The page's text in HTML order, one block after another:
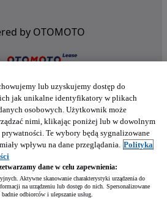
by OTOMOTO
w twoim telefonie
lub uzyskujemy dostęp do
jak unikalne identyfikatory w plikach
osobowych. Użytkownik może
nimi, klikając poniżej lub w dowolnym
Te wybory będą sygnalizowane
wpływu na dane przeglądania. Polityka
dane w celu zapewnienia:
Aktywne skanowanie charakterystyki urządzenia do
na urządzeniu lub dostęp do nich. Spersonalizowane
odbiorców i ulepszanie usług.